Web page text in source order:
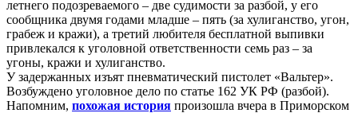
летнего подозреваемого – две судимости за разбой, у его
сообщника двумя годами младше – пять (за хулиганство, угон,
грабеж и кражи), а третий любителя бесплатной выпивки
привлекался к уголовной ответственности семь раз – за
угоны, кражи и хулиганство.
У задержанных изъят пневматический пистолет «Вальтер».
Возбуждено уголовное дело по статье 162 УК РФ (разбой).
Напомним, похожая история произошла вчера в Приморском